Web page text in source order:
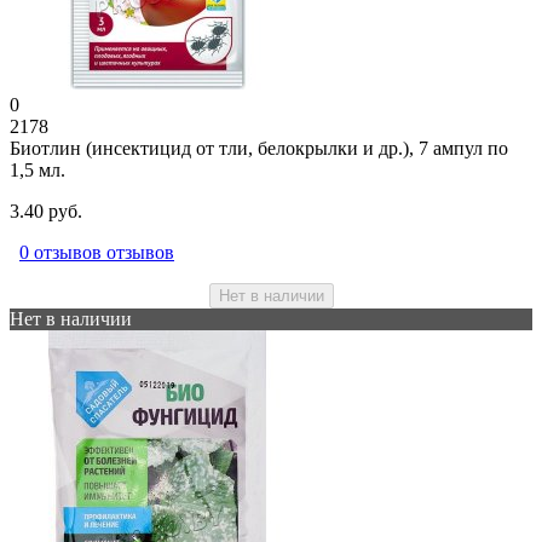
0
2178
Биотлин (инсектицид от тли, белокрылки и др.), 7 ампул по
1,5 мл.
3.40 руб.
0 отзывов отзывов
Нет в наличии
Нет в наличии